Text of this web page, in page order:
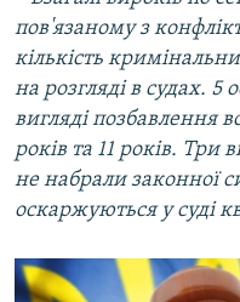
пов'язаному з
кількість
на розгляді в судах. 5
вигляді позбавлення
років та 11 років. Три
не набрали законної
оскаржуються у суді